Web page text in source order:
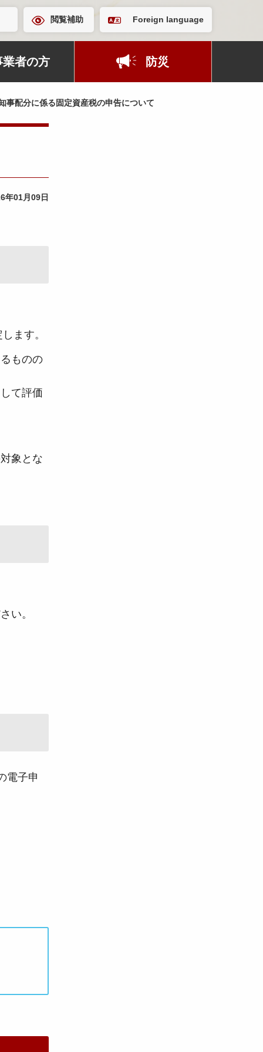
閲覧補助 Foreign language
業者の方 防災
事配分に係る固定資産税の申告について
年01月09日
ます。
ものの
て評価
象とな
い。
電子申